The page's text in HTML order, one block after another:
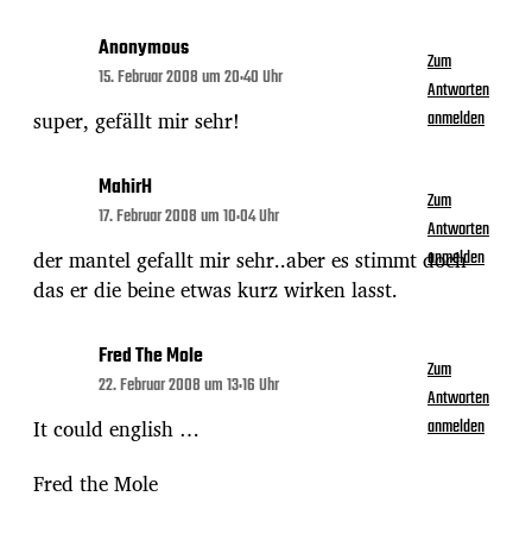
Anonymous
15. Februar 2008 um 20:40 Uhr
super, gefällt mir sehr!
Zum
Antworten
anmelden
MahirH
17. Februar 2008 um 10:04 Uhr
der mantel gefallt mir sehr..aber es stimmt doch
das er die beine etwas kurz wirken lasst.
Zum
Antworten
anmelden
Fred The Mole
22. Februar 2008 um 13:16 Uhr
It could english …
Fred the Mole
Zum
Antworten
anmelden